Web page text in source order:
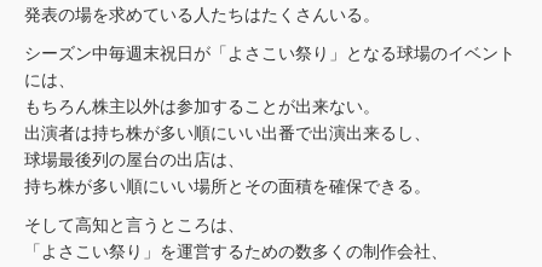
発表の場を求めている人たちはたくさんいる。
シーズン中毎週末祝日が「よさこい祭り」となる球場のイベント
には、
もちろん株主以外は参加することが出来ない。
出演者は持ち株が多い順にいい出番で出演出来るし、
球場最後列の屋台の出店は、
持ち株が多い順にいい場所とその面積を確保できる。
そして高知と言うところは、
「よさこい祭り」を運営するための数多くの制作会社、